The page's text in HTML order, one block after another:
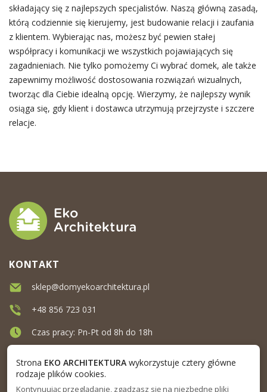
składający się z najlepszych specjalistów. Naszą główną zasadą,
którą codziennie się kierujemy, jest budowanie relacji i zaufania
z klientem. Wybierając nas, możesz być pewien stałej
współpracy i komunikacji we wszystkich pojawiających się
zagadnieniach. Nie tylko pomożemy Ci wybrać domek, ale także
zapewnimy możliwość dostosowania rozwiązań wizualnych,
tworząc dla Ciebie idealną opcję. Wierzymy, że najlepszy wynik
osiąga się, gdy klient i dostawca utrzymują przejrzyste i szczere
relacje.
KONTAKT
sklep@domyekoarchitektura.pl
+48 856 723 031
Czas pracy: Pn-Pt od 8h do 18h
Strona EKO ARCHITEKTURAwykorzystuje cztery główne
rodzaje plików cookies.
Kontynuując przeglądanie, zgadzasz się na niezbędne pliki